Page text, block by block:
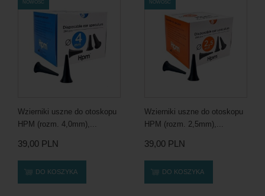
NOWOŚĆ
Wzierniki uszne do otoskopu
HPM (rozm. 4,0mm),...
39,00 PLN
DO KOSZYKA
NOWOŚĆ
Wzierniki uszne do otoskopu
HPM (rozm. 2,5mm),...
39,00 PLN
DO KOSZYKA